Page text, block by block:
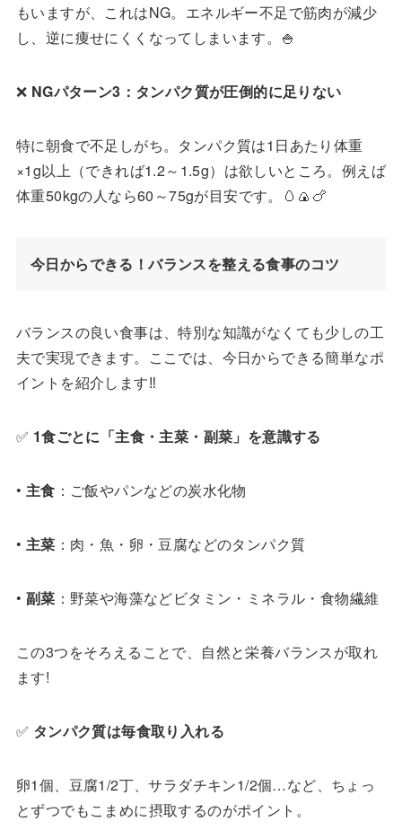
もいますが、これはNG。エネルギー不足で筋肉が減少
し、逆に痩せにくくなってしまいます。🍚
❌ NGパターン3 ：タンパク質が圧倒的に足りない
特に朝食で不足しがち。タンパク質は1日あたり体重
×1g以上（できれば1.2～1.5g）は欲しいところ。例えば
体重50kgの人なら60～75gが目安です。🥚🍙🍗
今日からできる！バランスを整える食事のコツ
バランスの良い食事は、特別な知識がなくても少しの工
夫で実現できます。ここでは、今日からできる簡単なポ
イントを紹介します‼️
✅ 1食ごとに「主食・主菜・副菜」を意識する
• 主食 ：ご飯やパンなどの炭水化物
• 主菜 ：肉・魚・卵・豆腐などのタンパク質
• 副菜 ：野菜や海藻などビタミン・ミネラル・食物繊維
この3つをそろえることで、自然と栄養バランスが取れ
ます!
✅ タンパク質は毎食取り入れる
卵1個、豆腐1/2丁、サラダチキン1/2個…など、ちょっ
とずつでもこまめに摂取するのがポイント。